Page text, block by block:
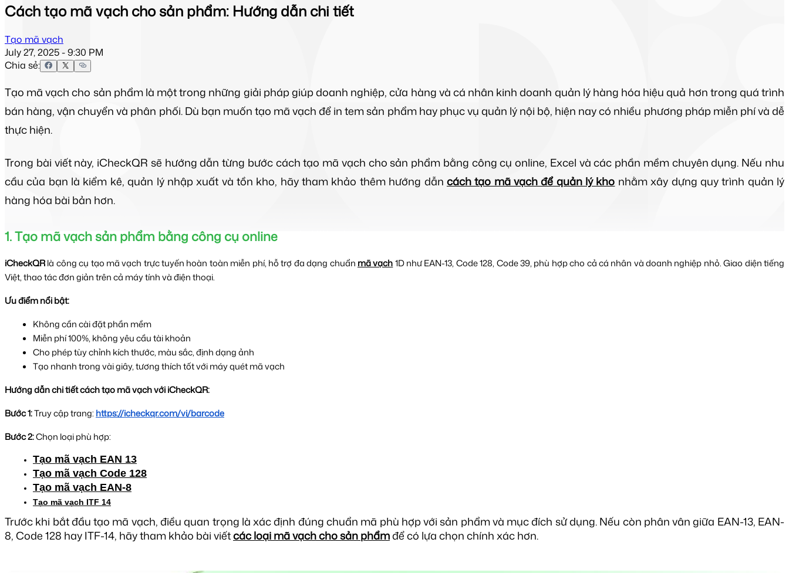
Cách tạo mã vạch cho sản phẩm: Hướng dẫn chi tiết
Tạo mã vạch
July 27, 2025 - 9:30 PM
Chia sẻ:
Tạo mã vạch cho sản phẩm là một trong những giải pháp giúp doanh nghiệp, cửa hàng và cá nhân kinh doanh quản lý hàng hóa hiệu quả hơn trong quá trình
bán hàng, vận chuyển và phân phối. Dù bạn muốn tạo mã vạch để in tem sản phẩm hay phục vụ quản lý nội bộ, hiện nay có nhiều phương pháp miễn phí và dễ
thực hiện.
Trong bài viết này, iCheckQR sẽ hướng dẫn từng bước cách tạo mã vạch cho sản phẩm bằng công cụ online, Excel và các phần mềm chuyên dụng. Nếu nhu
cầu của bạn là kiểm kê, quản lý nhập xuất và tồn kho, hãy tham khảo thêm hướng dẫn cách tạo mã vạch để quản lý kho nhằm xây dựng quy trình quản lý
hàng hóa bài bản hơn.
1. Tạo mã vạch sản phẩm bằng công cụ online
iCheckQRlà công cụ tạo mã vạch trực tuyến hoàn toàn miễn phí, hỗ trợ đa dạng chuẩn mã vạch1D như EAN-13, Code 128, Code 39, phù hợp cho cả cá nhân và doanh nghiệp nhỏ. Giao diện tiếng
Việt, thao tác đơn giản trên cả máy tính và điện thoại.
Ưu điểm nổi bật:
Không cần cài đặt phần mềm
Miễn phí 100%, không yêu cầu tài khoản
Cho phép tùy chỉnh kích thước, màu sắc, định dạng ảnh
Tạo nhanh trong vài giây, tương thích tốt với máy quét mã vạch
Hướng dẫn chi tiết cách tạo mã vạch với iCheckQR:
Bước 1:Truy cập trang: https://icheckqr.com/vi/barcode
Bước 2: Chọn loại phù hợp:
Tạo mã vạch EAN 13
Tạo mã vạch Code 128
Tạo mã vạch EAN-8
Tạo mã vạch ITF 14
Trước khi bắt đầu tạo mã vạch, điều quan trọng là xác định đúng chuẩn mã phù hợp với sản phẩm và mục đích sử dụng. Nếu còn phân vân giữa EAN-13, EAN-
8, Code 128 hay ITF-14, hãy tham khảo bài viếtcác loại mã vạch cho sản phẩmđể có lựa chọn chính xác hơn.